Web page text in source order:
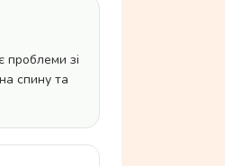
проблеми зі
спину та